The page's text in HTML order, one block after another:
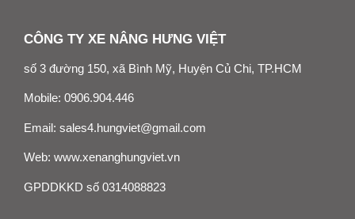
CÔNG TY XE NÂNG HƯNG VIỆT
số 3 đường 150, xã Bình Mỹ, Huyện Củ Chi, TP.HCM
Mobile: 0906.904.446
Email: sales4.hungviet@gmail.com
Web: www.xenanghungviet.vn
GPDDKKD số 0314088823